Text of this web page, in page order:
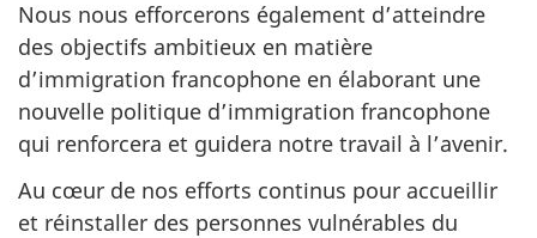
Nous nous efforcerons également d’atteindre
des objectifs ambitieux en matière
d’immigration francophone en élaborant une
nouvelle politique d’immigration francophone
qui renforcera et guidera notre travail à l’avenir.
Au cœur de nos efforts continus pour accueillir
et réinstaller des personnes vulnérables du